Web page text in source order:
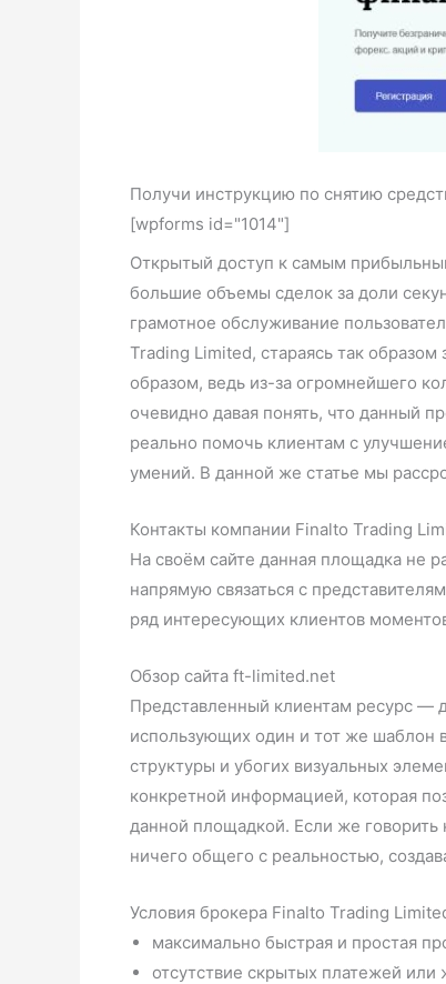
Получи инструкцию по снятию
[wpforms id="1014"]
Открытый доступ к самым
большие объемы сделок за доли
грамотное обслуживание
Trading Limited, стараясь так
образом, ведь из-за огромнейшего
очевидно давая понять, что данный
реально помочь клиентам с
умений. В данной же статье мы
Контакты компании Finalto Trading
На своём сайте данная площадка не
напрямую связаться с
ряд интересующих клиентов
Обзор сайта ft-limited.net
Представленный клиентам ресурс —
использующих один и тот же шаблон
структуры и убогих визуальных
конкретной информацией, которая
данной площадкой. Если же
ничего общего с реальностью,
Условия брокера Finalto Trading
максимально быстрая и простая
отсутствие скрытых платежей